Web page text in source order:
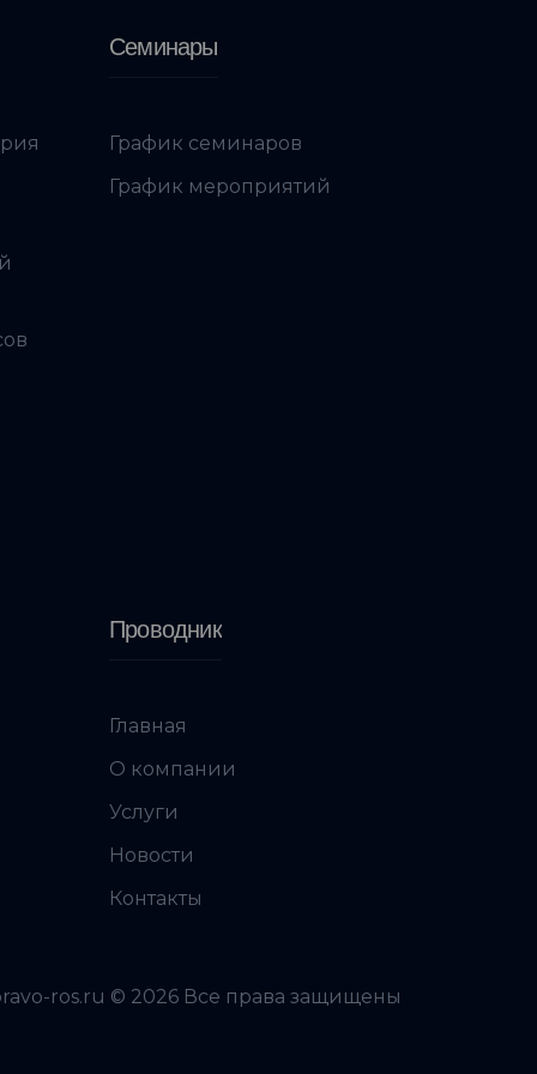
Семинары
График семинаров
График мероприятий
Проводник
Главная
О компании
Услуги
Новости
Контакты
ros.ru © 2026 Все права защищены